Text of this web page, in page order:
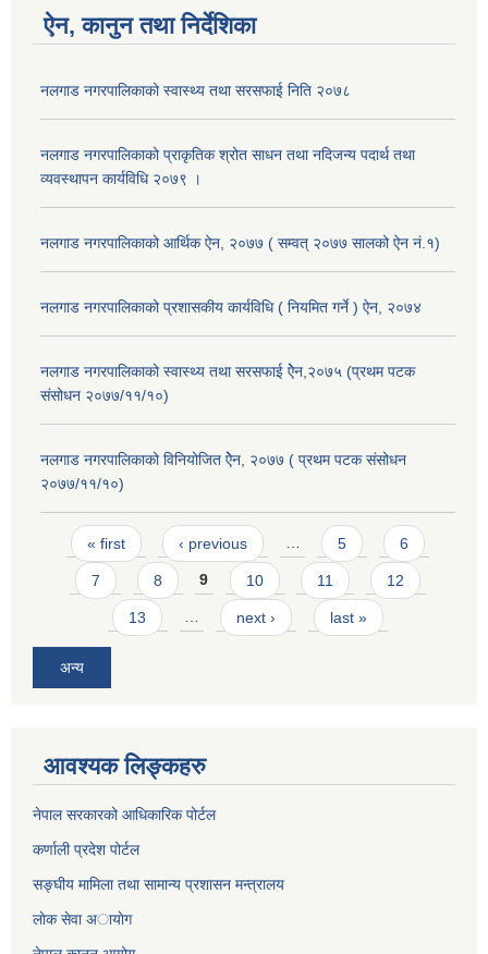
ऐन, कानुन तथा निर्देशिका
नलगाड नगरपालिकाको स्वास्थ्य तथा सरसफाई निति २०७८
नलगाड नगरपालिकाको प्राकृतिक श्रोत साधन तथा नदिजन्य पदार्थ तथा
व्यवस्थापन कार्यविधि २०७९ ।
नलगाड नगरपालिकाको आर्थिक ऐन, २०७७ ( सम्वत् २०७७ सालको ऐन नं.१)
नलगाड नगरपालिकाको प्रशासकीय कार्यविधि ( नियमित गर्ने ) ऐन, २०७४
नलगाड नगरपालिकाको स्वास्थ्य तथा सरसफाई ऐेन,२०७५ (प्रथम पटक
संसोधन २०७७/११/१०)
नलगाड नगरपालिकाको विनियोजित ऐेन, २०७७ ( प्रथम पटक संसोधन
२०७७/११/१०)
Pages
« first ‹ previous … 5 6
7 8 9 10 11 12
13 … next › last »
अन्य
आवश्यक लिङ्कहरु
नेपाल सरकारको आधिकारिक पोर्टल
कर्णाली प्रदेश पोर्टल
सङ्घीय मामिला तथा सामान्य प्रशासन मन्त्रालय
लाेक सेवा अायाेग